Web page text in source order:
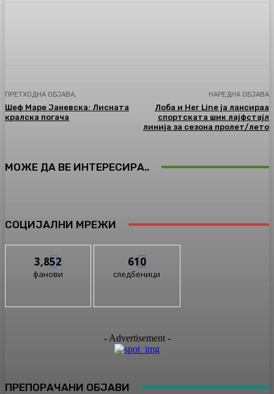
ПРЕТХОДНА ОБЈАВА,
Шеф Маре Јаневска: Лисната
кралска погача
НАРЕДНА ОБЈАВА
Лоба и Her Line ја лансираа
спортската шик лајфстајл
линија за сезона пролет/лето
МОЖЕ ДА ВЕ ИНТЕРЕСИРА..
СОЦИЈАЛНИ МРЕЖИ
3,852
фанови
610
следбеници
- Advertisement -
ПРЕПОРАЧАНИ ОБЈАВИ